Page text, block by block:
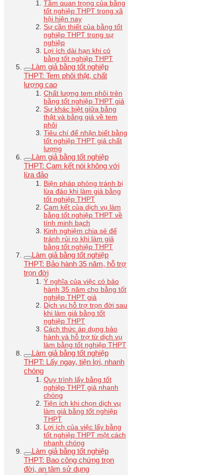
Tầm quan trọng của bằng
tốt nghiệp THPT trong xã
hội hiện nay
Sự cần thiết của bằng tốt
nghiệp THPT trong sự
nghiệp
Lợi ích dài hạn khi có
bằng tốt nghiệp THPT
Làm giả bằng tốt nghiệp
THPT: Tem phôi thật, chất
lượng cao
Chất lượng tem phôi trên
bằng tốt nghiệp THPT giả
Sự khác biệt giữa bằng
thật và bằng giả về tem
phôi
Tiêu chí để nhận biết bằng
tốt nghiệp THPT giả chất
lượng
Làm giả bằng tốt nghiệp
THPT: Cam kết nói không với
lừa đảo
Biện pháp phòng tránh bị
lừa đảo khi làm giả bằng
tốt nghiệp THPT
Cam kết của dịch vụ làm
bằng tốt nghiệp THPT về
tính minh bạch
Kinh nghiệm chia sẻ để
tránh rủi ro khi làm giả
bằng tốt nghiệp THPT
Làm giả bằng tốt nghiệp
THPT: Bảo hành 35 năm, hỗ trợ
trọn đời
Ý nghĩa của việc có bảo
hành 35 năm cho bằng tốt
nghiệp THPT giả
Dịch vụ hỗ trợ trọn đời sau
khi làm giả bằng tốt
nghiệp THPT
Cách thức áp dụng bảo
hành và hỗ trợ từ dịch vụ
làm bằng tốt nghiệp THPT
Làm giả bằng tốt nghiệp
THPT: Lấy ngay, tiện lợi, nhanh
chóng
Quy trình lấy bằng tốt
nghiệp THPT giả nhanh
chóng
Tiện ích khi chọn dịch vụ
làm giả bằng tốt nghiệp
THPT
Lợi ích của việc lấy bằng
tốt nghiệp THPT một cách
nhanh chóng
Làm giả bằng tốt nghiệp
THPT: Bao công chứng trọn
đời, an tâm sử dụng